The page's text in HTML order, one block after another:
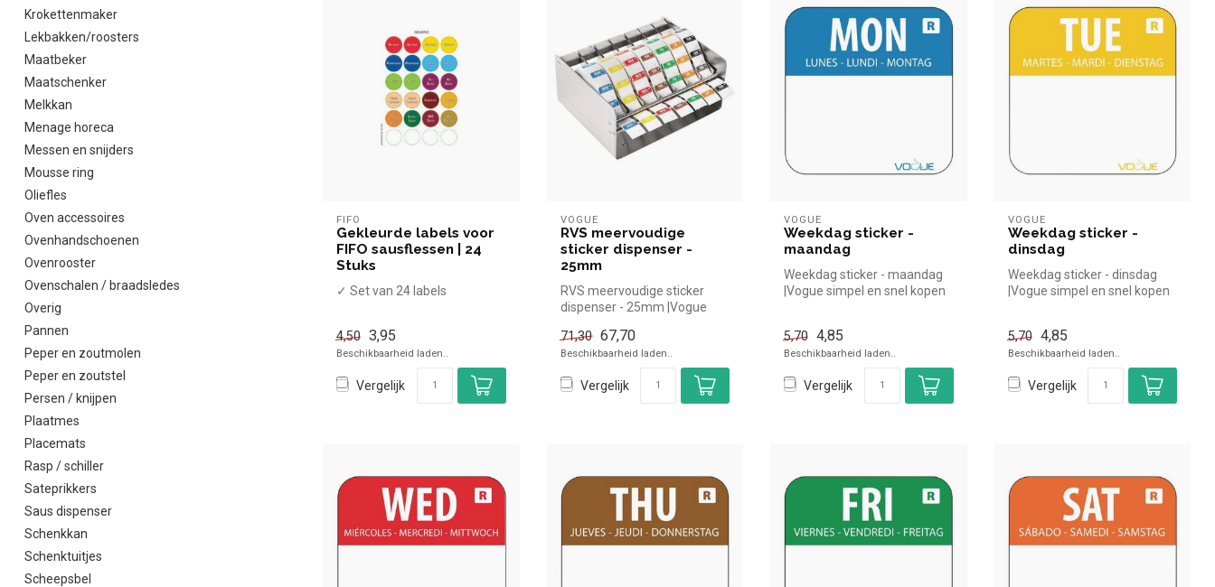
Krokettenmaker
Lekbakken/roosters
Maatbeker
Maatschenker
Melkkan
Menage horeca
Messen en snijders
Mousse ring
Oliefles
Oven accessoires
Ovenhandschoenen
Ovenrooster
Ovenschalen / braadsledes
Overig
Pannen
Peper en zoutmolen
Peper en zoutstel
Persen / knijpen
Plaatmes
Placemats
Rasp / schiller
Sateprikkers
Saus dispenser
Schenkkan
Schenktuitjes
Scheepsbel
FIFO
Gekleurde labels voor
FIFO sausflessen | 24
Stuks
✓ Set van 24 labels
4,50 3,95
Beschikbaarheid laden..
Vergelijk
VOGUE
RVS meervoudige
sticker dispenser -
25mm
RVS meervoudige sticker
dispenser - 25mm |Vogue
de ...
71,30 67,70
Beschikbaarheid laden..
Vergelijk
VOGUE
Weekdag sticker -
maandag
Weekdag sticker - maandag
|Vogue simpel en snel kopen
5,70 4,85
Beschikbaarheid laden..
Vergelijk
VOGUE
Weekdag sticker -
dinsdag
Weekdag sticker - dinsdag
|Vogue simpel en snel kopen
5,70 4,85
Beschikbaarheid laden..
Vergelijk